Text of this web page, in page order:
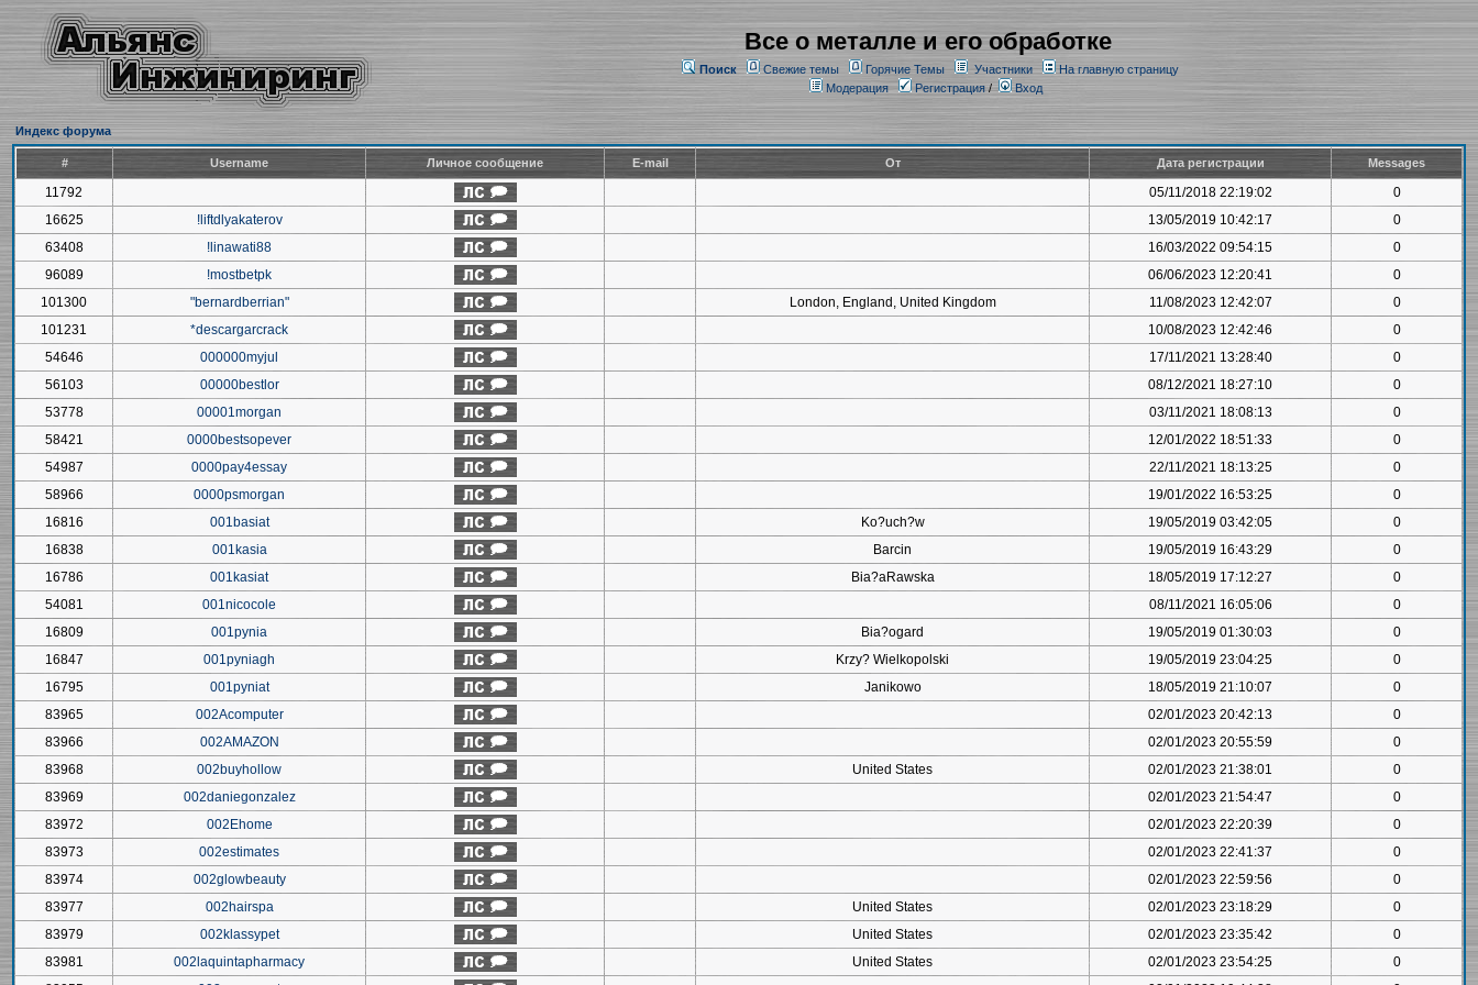
Все о металле и его обработке
Поиск Свежие темы Горячие Темы Участники
На главную страницу
Модерация
Регистрация/ Вход
Индекс форума
# Username Личное сообщение E-mail От Дата регистрации Messages
11792 05/11/2018 22:19:02
0
16625
!liftdlyakaterov 13/05/2019 10:42:17
0
63408
!linawati88 16/03/2022 09:54:15
0
96089
!mostbetpk 06/06/2023 12:20:41
0
101300
"bernardberrian" London, England, United Kingdom 11/08/2023 12:42:07
0
101231
*descargarcrack 10/08/2023 12:42:46
0
54646
000000myjul 17/11/2021 13:28:40
0
56103
00000bestlor 08/12/2021 18:27:10
0
53778
00001morgan 03/11/2021 18:08:13
0
58421
0000bestsopever 12/01/2022 18:51:33
0
54987
0000pay4essay 22/11/2021 18:13:25
0
58966
0000psmorgan 19/01/2022 16:53:25
0
16816
001basiat Ko?uch?w 19/05/2019 03:42:05
0
16838
001kasia Barcin 19/05/2019 16:43:29
0
16786
001kasiat Bia?aRawska 18/05/2019 17:12:27
0
54081
001nicocole 08/11/2021 16:05:06
0
16809
001pynia Bia?ogard 19/05/2019 01:30:03
0
16847
001pyniagh Krzy? Wielkopolski 19/05/2019 23:04:25
0
16795
001pyniat Janikowo 18/05/2019 21:10:07
0
83965
002Acomputer 02/01/2023 20:42:13
0
83966
002AMAZON 02/01/2023 20:55:59
0
83968
002buyhollow United States 02/01/2023 21:38:01
0
83969
002daniegonzalez 02/01/2023 21:54:47
0
83972
002Ehome 02/01/2023 22:20:39
0
83973
002estimates 02/01/2023 22:41:37
0
83974
002glowbeauty 02/01/2023 22:59:56
0
83977
002hairspa United States 02/01/2023 23:18:29
0
83979
002klassypet United States 02/01/2023 23:35:42
0
83981
002laquintapharmacy United States 02/01/2023 23:54:25
0